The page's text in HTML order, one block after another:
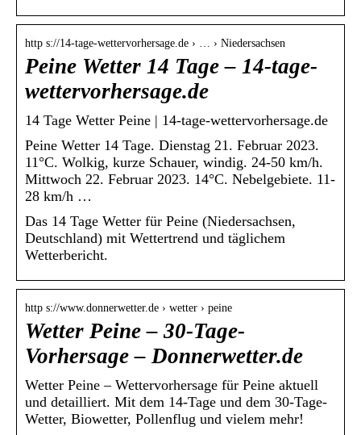
http s://14-tage-wettervorhersage.de › … › Niedersachsen
Peine Wetter 14 Tage – 14-tage-
wettervorhersage.de
14 Tage Wetter Peine | 14-tage-wettervorhersage.de
Peine Wetter 14 Tage. Dienstag 21. Februar 2023.
11°C. Wolkig, kurze Schauer, windig. 24-50 km/h.
Mittwoch 22. Februar 2023. 14°C. Nebelgebiete. 11-
28 km/h …
Das 14 Tage Wetter für Peine (Niedersachsen,
Deutschland) mit Wettertrend und täglichem
Wetterbericht.
http s://www.donnerwetter.de › wetter › peine
Wetter Peine – 30-Tage-
Vorhersage – Donnerwetter.de
Wetter Peine – Wettervorhersage für Peine aktuell
und detailliert. Mit dem 14-Tage und dem 30-Tage-
Wetter, Biowetter, Pollenflug und vielem mehr!